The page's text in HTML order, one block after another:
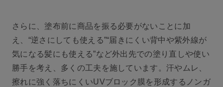
さらに、塗布前に商品を振る必要がないことに加
え、“逆さにしても使える”“届きにくい背中や紫外線が
気になる髪にも使える”など外出先での塗り直しや使い
勝手を考え、多くの工夫を施しています。汗やムレ、
擦れに強く落ちにくいUVブロック膜を形成するノンガ